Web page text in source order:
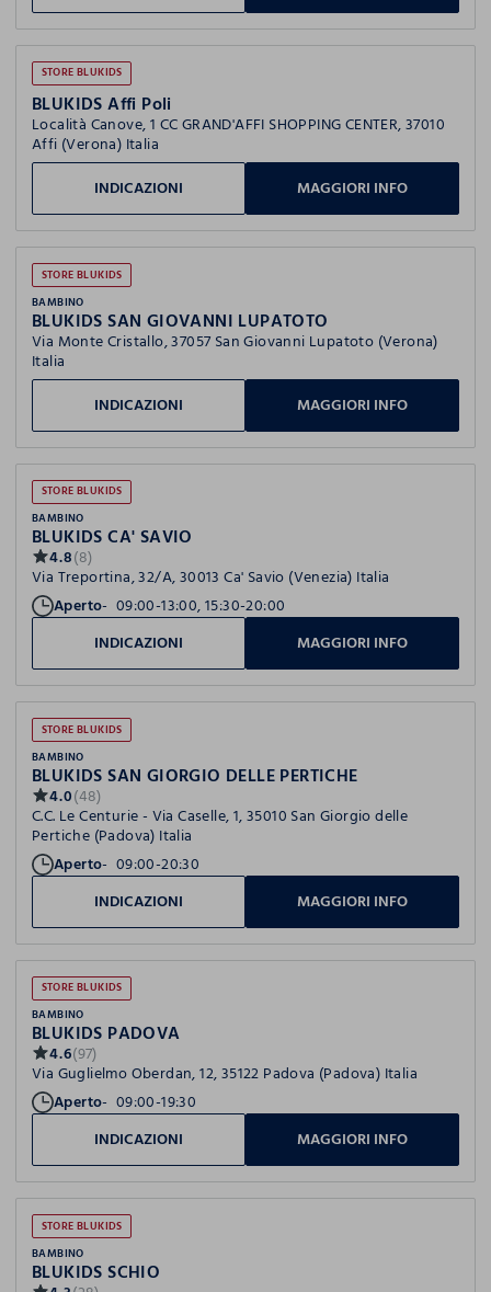
STORE BLUKIDS
BLUKIDS Affi Poli
Località Canove, 1 CC GRAND'AFFI SHOPPING CENTER, 37010
Affi (Verona) Italia
INDICAZIONI
MAGGIORI INFO
STORE BLUKIDS
BAMBINO
BLUKIDS SAN GIOVANNI LUPATOTO
Via Monte Cristallo, 37057 San Giovanni Lupatoto (Verona)
Italia
INDICAZIONI
MAGGIORI INFO
STORE BLUKIDS
BAMBINO
BLUKIDS CA' SAVIO
4.8(8)
Via Treportina, 32/A, 30013 Ca' Savio (Venezia) Italia
Aperto 09:00-13:00, 15:30-20:00
INDICAZIONI
MAGGIORI INFO
STORE BLUKIDS
BAMBINO
BLUKIDS SAN GIORGIO DELLE PERTICHE
4.0(48)
C.C. Le Centurie - Via Caselle, 1, 35010 San Giorgio delle
Pertiche (Padova) Italia
Aperto 09:00-20:30
INDICAZIONI
MAGGIORI INFO
STORE BLUKIDS
BAMBINO
BLUKIDS PADOVA
4.6(97)
Via Guglielmo Oberdan, 12, 35122 Padova (Padova) Italia
Aperto 09:00-19:30
INDICAZIONI
MAGGIORI INFO
STORE BLUKIDS
BAMBINO
BLUKIDS SCHIO